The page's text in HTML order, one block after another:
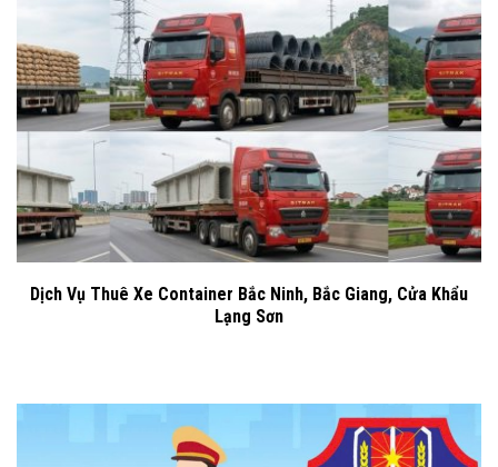
Dịch Vụ Thuê Xe Container Bắc Ninh, Bắc Giang, Cửa Khẩu
Lạng Sơn